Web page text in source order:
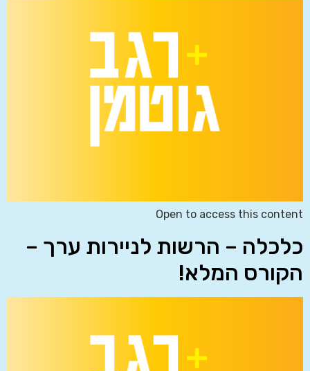
Open to access this content
כלכלה – הרשות לניירות ערך –
הקורס המלא!